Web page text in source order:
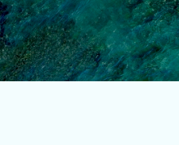
Doorgaan naar hoofdcontent